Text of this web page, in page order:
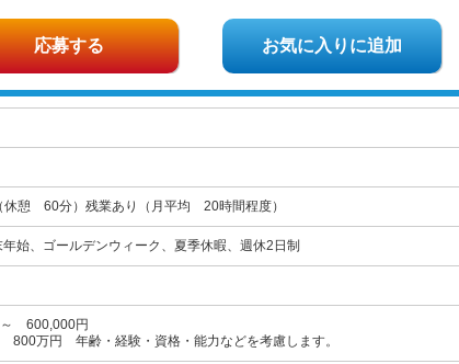
応募する お気に入りに追加
60分）残業あり（月平均 20時間程度）
始、ゴールデンウィーク、夏季休暇、週休2日制
600,000円
万円 年齢・経験・資格・能力などを考慮します。